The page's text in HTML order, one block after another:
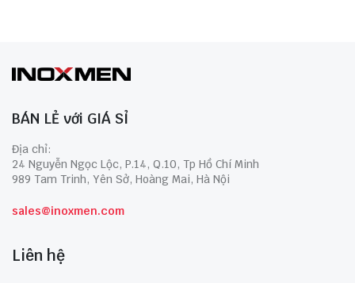
BÁN LẺ với GIÁ SỈ
Địa chỉ:
24 Nguyễn Ngọc Lộc, P.14, Q.10, Tp Hồ Chí Minh
989 Tam Trinh, Yên Sở, Hoàng Mai, Hà Nội
sales@inoxmen.com
Liên hệ